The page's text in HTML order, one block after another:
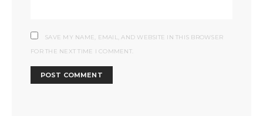
SAVE MY NAME, EMAIL, AND WEBSITE IN THIS BROWSER
FOR THE NEXT TIME I COMMENT.